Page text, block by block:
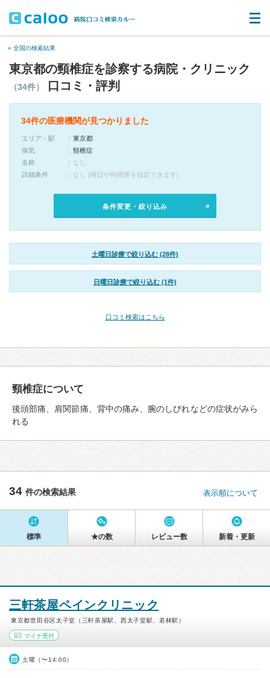
« 全国の検索結果
東京都の頸椎症を診察する病院・クリニック
（34件） 口コミ・評判
34件の医療機関が見つかりました
エリア・駅
東京都
病気
頸椎症
名称
なし
詳細条件
なし (曜日や時間帯を指定できます)
条件変更・絞り込み
土曜日診療で絞り込む (28件)
日曜日診療で絞り込む (1件)
口コミ検索はこちら
頸椎症について
後頭部痛、肩関節痛、背中の痛み、腕のしびれなどの症状がみら
れる
34 件の検索結果 表示順について
標準 ★の数 レビュー数 新着・更新
三軒茶屋ペインクリニック
東京都世田谷区太子堂（三軒茶屋駅、西太子堂駅、若林駅）
マイナ受付
土曜（〜14:00）